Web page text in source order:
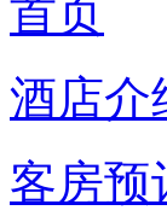
首页
酒店介
客房预